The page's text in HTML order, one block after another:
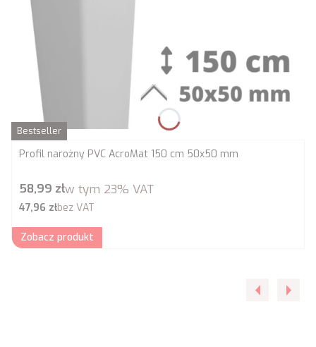
Bestseller
Profil narożny PVC AcroMat 150 cm 50x50 mm
Cena brutto
58,99 złw tym 23% VAT
Cena netto
47,96 złbez VAT
Zobacz produkt